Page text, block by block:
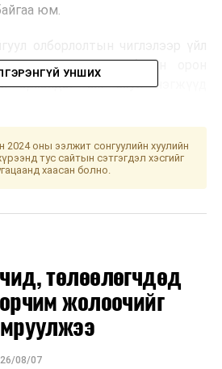
юм.
ААН, компаниуд болон орон
эрхэлдэг аж ахуй нэгжүүд
сав газрын захиргаанаас
засуулбал нас уртасна
компанийн ажлын
байна
УНШИХ
оны ээлжит сонгуулийн хуулийн
тус сайтын сэтгэгдэл хэсгийг
хаасан болно.
төлөөлөгчдөд
жолоочийг
08/07